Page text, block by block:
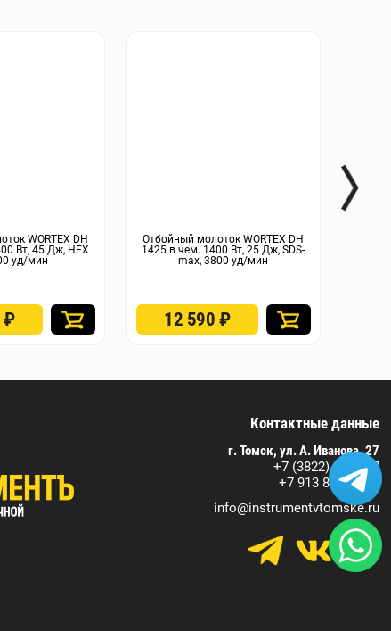
WORTEX DH
Вт, 45 Дж, HEX
уд/мин
₽
Отбойный молоток WORTEX DH
1425 в чем. 1400 Вт, 25 Дж, SDS-
max, 3800 уд/мин
12 590 ₽
Контактные данные
г. Томск, ул. А. Иванова, 27
+7 (3822) 590-717
+7 913 829 07 17
info@instrumentvtomske.ru